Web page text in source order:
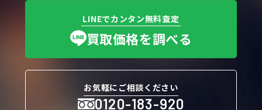
LINEでカンタン無料査定
買取価格を調べる
お気軽にご相談ください
0120-183-920